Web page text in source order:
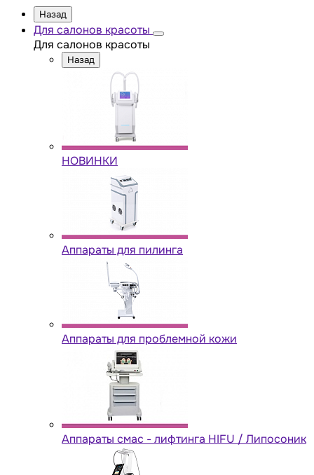
Назад
Для салонов красоты
Для салонов красоты
Назад
НОВИНКИ
Аппараты для пилинга
Аппараты для проблемной кожи
Аппараты cмас - лифтинга HIFU / Липосоник